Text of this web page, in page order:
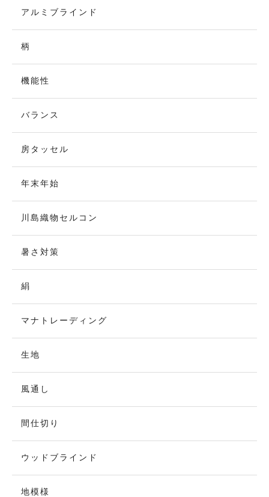
アルミブラインド
柄
機能性
バランス
房タッセル
年末年始
川島織物セルコン
暑さ対策
絹
マナトレーディング
生地
風通し
間仕切り
ウッドブラインド
地模様